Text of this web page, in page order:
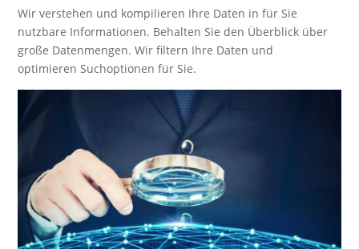
Wir verstehen und kompilieren Ihre Daten in für Sie
nutzbare Informationen. Behalten Sie den Überblick über
große Datenmengen. Wir filtern Ihre Daten und
optimieren Suchoptionen für Sie.